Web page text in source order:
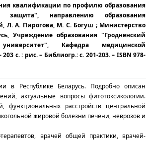
квалификации по профилю образования
защита", направлению образования
Л. А. Пирогова, М. С. Богуш ; Министерство
Учреждение образования "Гродненский
Кафедра медицинской
с. : рис. – Библиогр.: с. 201-203. – ISBN 978-
в Республике Беларусь. Подробно описан
актуальные вопросы фитотоксикологии.
функциональных расстройств центральной
жировой болезни печени, неврозов и
врачей общей практики, врачей-